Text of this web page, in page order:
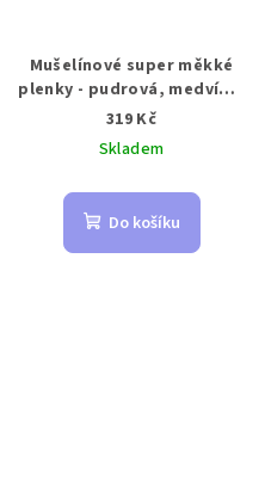
Mušelínové super měkké
plenky - pudrová, medvídci
70x70 cm
319 Kč
Skladem
Do košíku